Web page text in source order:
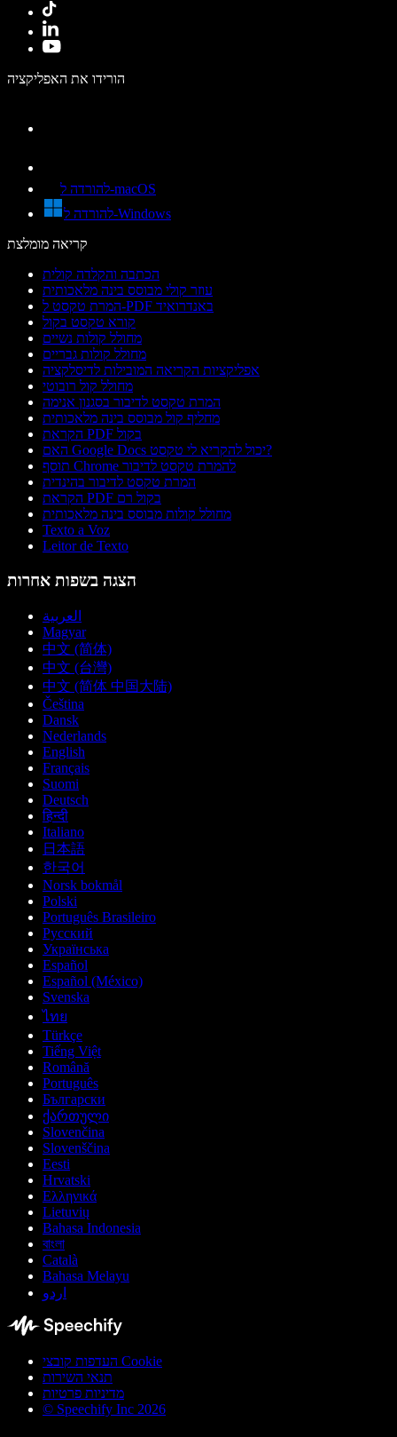
הורידו את האפליקציה
להורדה ל-macOS
להורדה ל-Windows
קריאה מומלצת
הכתבה והקלדה קולית
עוזר קולי מבוסס בינה מלאכותית
המרת טקסט ל-PDF באנדרואיד
קורא טקסט בקול
מחולל קולות נשיים
מחולל קולות גבריים
אפליקציות הקריאה המובילות לדיסלקציה
מחולל קול רובוטי
המרת טקסט לדיבור בסגנון אנימה
מחליף קול מבוסס בינה מלאכותית
הקראת PDF בקול
האם Google Docs יכול להקריא לי טקסט?
תוסף Chrome להמרת טקסט לדיבור
המרת טקסט לדיבור בהינדית
הקראת PDF בקול רם
מחולל קולות מבוסס בינה מלאכותית
Texto a Voz
Leitor de Texto
הצגה בשפות אחרות
العربية
Magyar
中文 (简体)
中文 (台灣)
中文 (简体 中国大陆)
Čeština
Dansk
Nederlands
English
Français
Suomi
Deutsch
हिन्दी
Italiano
日本語
한국어
Norsk bokmål
Polski
Português Brasileiro
Русский
Українська
Español
Español (México)
Svenska
ไทย
Türkçe
Tiếng Việt
Română
Português
Български
ქართული
Slovenčina
Slovenščina
Eesti
Hrvatski
Ελληνικά
Lietuvių
Bahasa Indonesia
বাংলা
Català
Bahasa Melayu
اردو
העדפות קובצי Cookie
תנאי השירות
מדיניות פרטיות
© Speechify Inc 2026